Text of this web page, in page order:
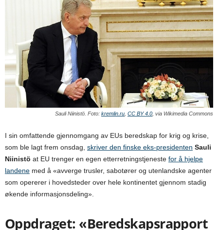
Sauli Niinistö. Foto: kremlin.ru CC BY 4.0 , via Wikimedia Commons
I sin omfattende gjennomgang av EUs beredskap for krig og krise,
som ble lagt frem onsdag, skriver den finske eks-presidenten Sauli
Niinistö at EU trenger en egen etterretningstjeneste for å hjelpe
landene med å «avverge trusler, sabotører og utenlandske agenter
som opererer i hovedsteder over hele kontinentet gjennom stadig
økende informasjonsdeling».
Oppdraget: «Beredskapsrapport